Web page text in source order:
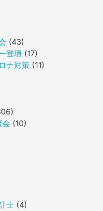
(43)
登壇 (17)
ナ対策 (11)
会 (10)
士 (4)